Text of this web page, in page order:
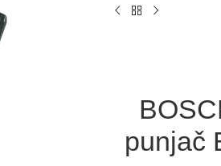
punjač